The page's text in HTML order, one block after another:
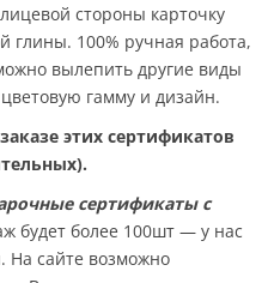
стороны карточку
100% ручная работа,
вылепить другие виды
гамму и дизайн.
этих сертификатов
сертификаты с
будет более 100шт — у нас
На сайте возможно